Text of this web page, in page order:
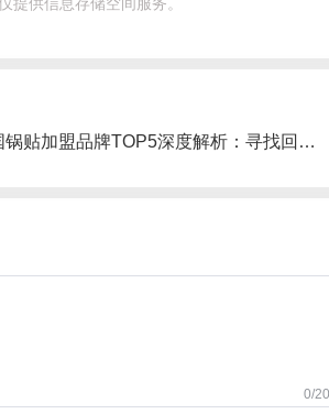
2026中国锅贴加盟品牌TOP5深度解析：寻找回本快的生意
0/